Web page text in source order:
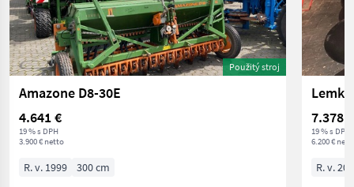
Použitý stroj
Amazone D8-30E
4.641 €
19 % s DPH
3.900 € netto
R. v. 1999 300 cm
7.378 €
19 % s DPH
6.200 €
R. v.